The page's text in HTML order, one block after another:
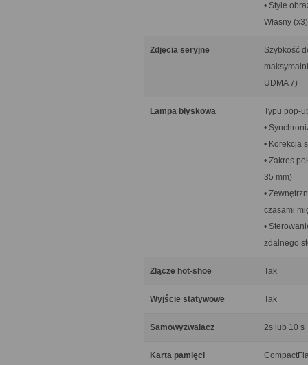
• Style
Własny (x3)
Zdjęcia seryjne
Szybkość
UDMA 7)
Lampa błyskowa
Typu pop-
•
• Korekcja
• Zakres
35 mm)
•
czasami
•
zdalnego
Złącze hot-shoe Tak
Wyjście statywowe Tak
Samowyzwalacz 2s lub 10 s
Karta pamięci